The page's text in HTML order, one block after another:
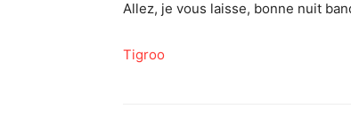
Allez, je vous laisse, bonne nuit
Tigroo